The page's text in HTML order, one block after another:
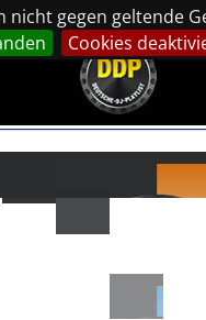
gegen
Cookies